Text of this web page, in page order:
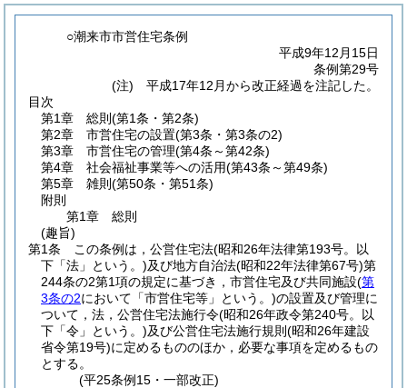
○潮来市市営住宅条例
平成9年12月15日
条例第29号
(注) 平成17年12月から改正経過を注記した。
目次
第1章
総則 (第1条・第2条)
第2章
市営住宅の設置(第3条・第3条の2)
第3章
市営住宅の管理(第4条～第42条)
第4章
社会福祉事業等への活用(第43条～第49条)
第5章
雑則 (第50条・第51条)
附則
第1章
総則
(趣旨)
第1条
この条例は，公営住宅法(昭和26年法律第193号。以
下「法」という。)及び地方自治法(昭和22年法律第67号)第
244条の2第1項の規定に基づき，市営住宅及び共同施設(第
3条の2において「市営住宅等」という。)の設置及び管理に
ついて，法，公営住宅法施行令(昭和26年政令第240号。以
下「令」という。)及び公営住宅法施行規則 (昭和26年建設
省令第19号)に定めるもののほか，必要な事項を定めるもの
とする。
(平25条例15・一部改正)